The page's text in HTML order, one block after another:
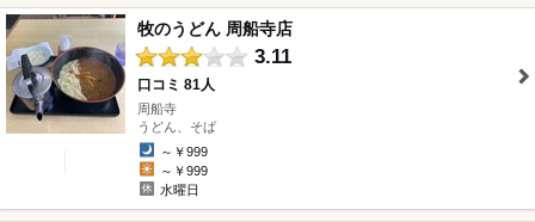
牧のうどん 周船寺店
3.11
口コミ 81人
周船寺
うどん、そば
～￥999
～￥999
水曜日
" />